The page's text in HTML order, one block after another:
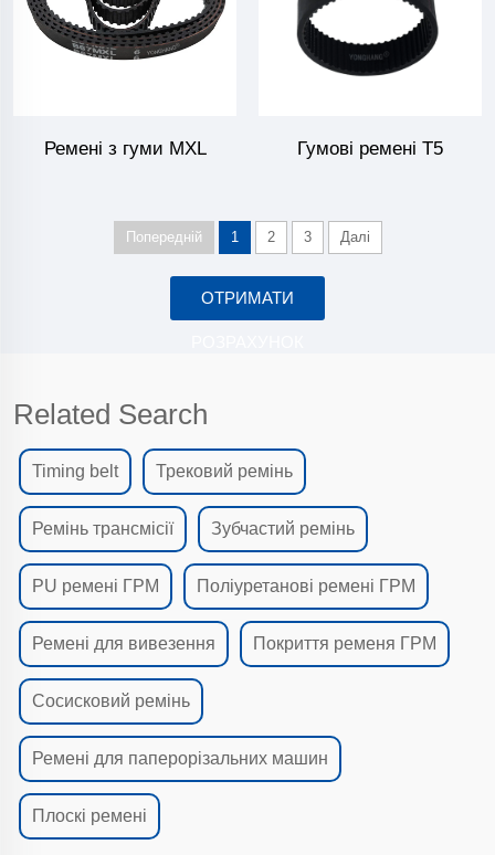
Ремені з гуми MXL Гумові ремені T5
Попередній 1 2 3 Далі
ОТРИМАТИ
Related Search
Timing belt Трековий ремінь
Ремінь трансмісії Зубчастий ремінь
PU ремені ГРМ Поліуретанові ремені ГРМ
Ремені для вивезення Покриття ременя ГРМ
Сосисковий ремінь
Ремені для паперорізальних машин
Плоскі ремені